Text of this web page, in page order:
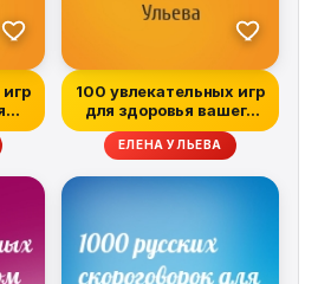
100 увлекательных игр
для здоровья вашего
ребёнка
ЕЛЕНА УЛЬЕВА